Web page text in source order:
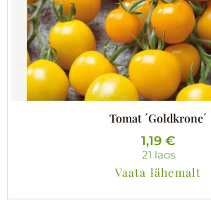
Tomat ´Goldkrone´
1,19 €
21 laos
Vaata lähemalt